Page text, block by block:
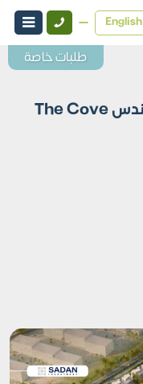
English
أسعار مشروع ذا كوف سيلفر ساندس The Cove
طلبات خاصة